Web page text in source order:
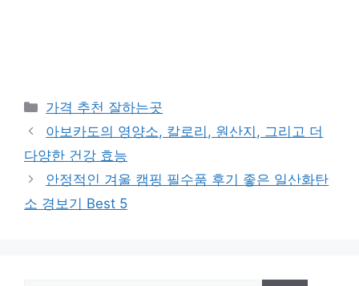
카
테
리
가격 추천 잘하는곳
아보카도의 영양소, 칼로리, 원산지, 그리고 더
다양한 건강 효능
안정적인 겨울 캠핑 필수품 후기 좋은 일산화탄
소 경보기 Best 5